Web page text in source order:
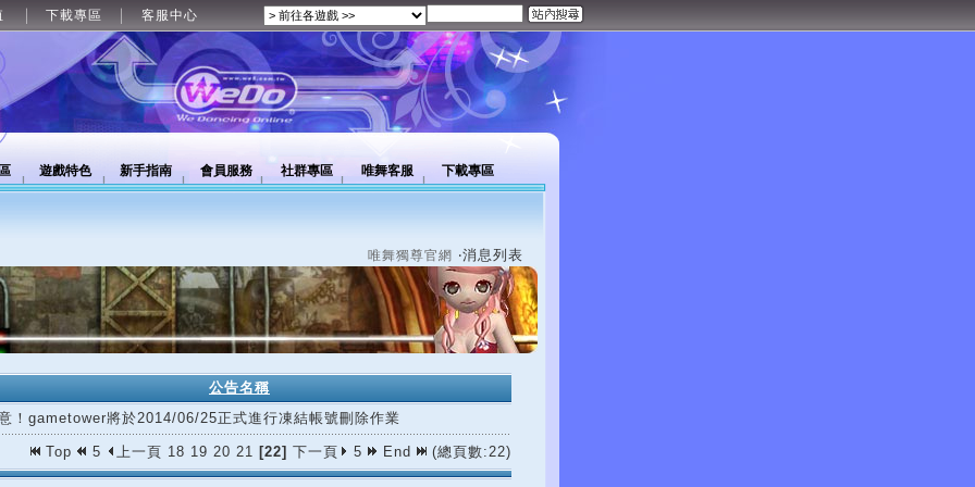
下載專區 客服中心
遊戲特色 新手指南 會員服務 社群專區 唯舞客服 下載專區
唯舞獨尊官網 ‧消息列表
公告名稱
！gametower將於2014/06/25正式進行凍結帳號刪除作業
Top 5 上一頁 18 19 20 21 [22] 下一頁 5 End (總頁數:22)